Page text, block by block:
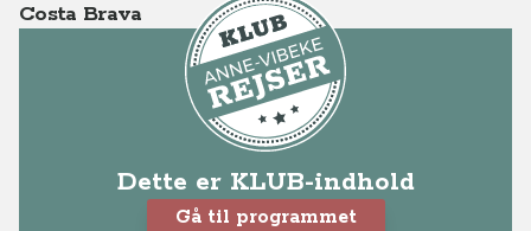
Costa Brava
Dette er KLUB-indhold
Gå til programmet